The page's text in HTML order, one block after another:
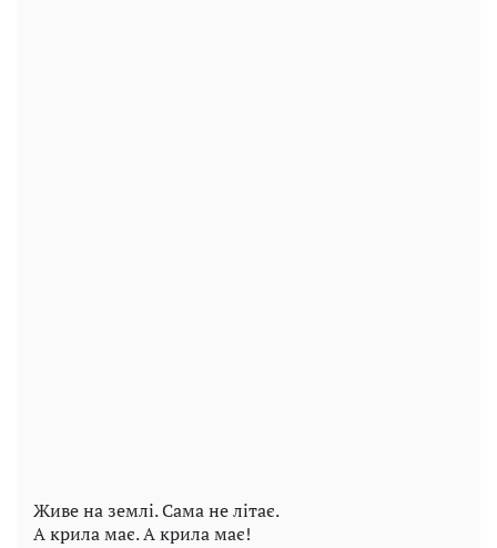
Живе на землі. Сама не літає.
А крила має. А крила має!